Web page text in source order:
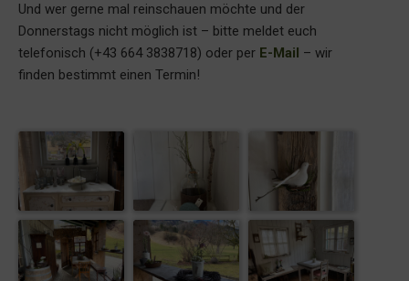
Und wer gerne mal reinschauen möchte und der
Donnerstags nicht möglich ist – bitte meldet euch
telefonisch (+43 664 3838718) oder per E-Mail – wir
finden bestimmt einen Termin!